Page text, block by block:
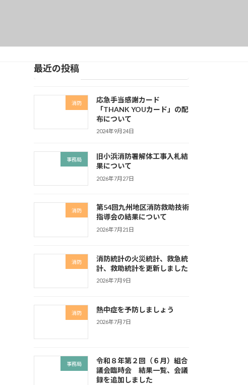
最近の投稿
消防
応急手当感謝カード
「THANK YOUカード」の配
布について
2024年9月24日
事務局
旧小浜消防署解体工事入札結
果について
2026年7月27日
消防
第54回九州地区消防救助技術
指導会の結果について
2026年7月21日
消防
消防統計の火災統計、救急統
計、救助統計を更新しました
2026年7月9日
消防 熱中症を予防しましょう
2026年7月7日
事務局
令和８年第２回（６月）組合
議会臨時会 結果一覧、会議
録を追加しました